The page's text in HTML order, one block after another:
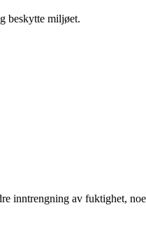
beskytte miljøet.
inntrengning av fuktighet, noe